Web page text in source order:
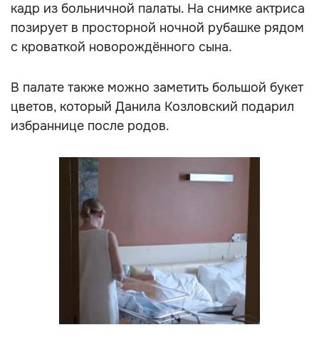
кадр из больничной палаты. На снимке актриса
позирует в просторной ночной рубашке рядом
с кроваткой новорождённого сына.
В палате также можно заметить большой букет
цветов, который Данила Козловский подарил
избраннице после родов.